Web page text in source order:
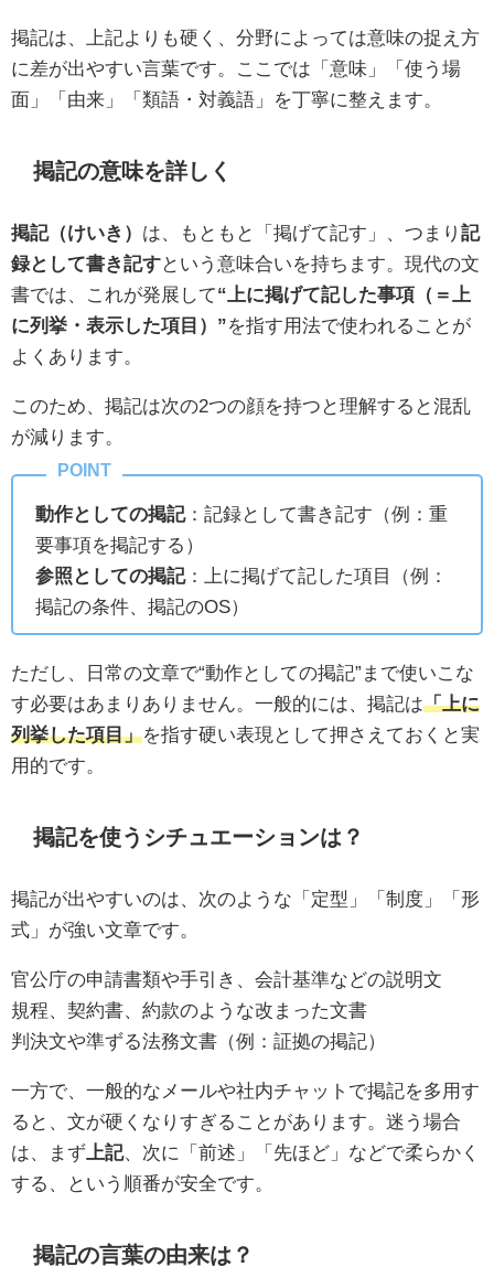
掲記は、上記よりも硬く、分野によっては意味の捉え方
に差が出やすい言葉です。ここでは「意味」「使う場
面」「由来」「類語・対義語」を丁寧に整えます。
掲記の意味を詳しく
掲記（けいき） は、もともと「掲げて記す」、つまり 記
録として書き記すという意味合いを持ちます。現代の文
書では、これが発展して“上に掲げて記した事項（＝上
に列挙・表示した項目）”を指す用法で使われることが
よくあります。
このため、掲記は次の2つの顔を持つと理解すると混乱
が減ります。
動作としての掲記：記録として書き記す（例：重
要事項を掲記する）
参照としての掲記：上に掲げて記した項目（例：
掲記の条件、掲記のOS）
ただし、日常の文章で“動作としての掲記”まで使いこな
す必要はあまりありません。一般的には、掲記は「上に
列挙した項目」を指す硬い表現として押さえておくと実
用的です。
掲記を使うシチュエーションは？
掲記が出やすいのは、次のような「定型」「制度」「形
式」が強い文章です。
官公庁の申請書類や手引き、会計基準などの説明文
規程、契約書、約款のような改まった文書
判決文や準ずる法務文書（例：証拠の掲記）
一方で、一般的なメールや社内チャットで掲記を多用す
ると、文が硬くなりすぎることがあります。迷う場合
は、まず 上記、次に「前述」「先ほど」などで柔らかく
する、という順番が安全です。
掲記の言葉の由来は？